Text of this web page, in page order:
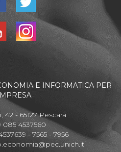
E INFORMATICA PER
42 - 65127 Pescara
085 4537560
- 7565 - 7956